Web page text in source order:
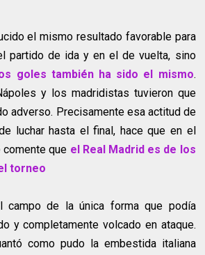
el mismo resultado favorable para
partido de ida y en el de vuelta, sino
goles también ha sido el mismo.
y los madridistas tuvieron que
adverso. Precisamente esa actitud de
luchar hasta el final, hace que en el
que el Real Madrid es de los
torneo
campo de la única forma que podía
y completamente volcado en ataque.
como pudo la embestida italiana